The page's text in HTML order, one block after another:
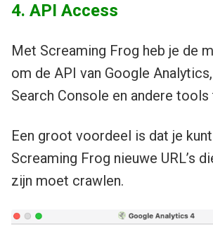
4. API Access
Met Screaming Frog heb je de
om de API van Google
Search Console en andere
Een groot voordeel is dat je
Screaming Frog nieuwe URL’s
zijn moet crawlen.